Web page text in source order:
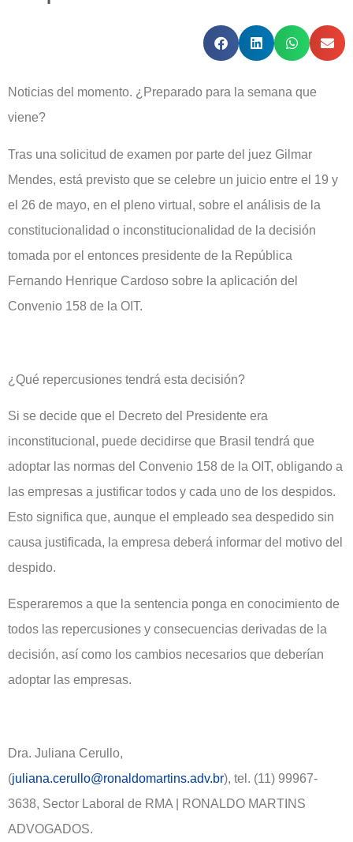
Noticias del momento. ¿Preparado para la semana que
viene?
Tras una solicitud de examen por parte del juez Gilmar
Mendes, está previsto que se celebre un juicio entre el 19 y
el 26 de mayo, en el pleno virtual, sobre el análisis de la
constitucionalidad o inconstitucionalidad de la decisión
tomada por el entonces presidente de la República
Fernando Henrique Cardoso sobre la aplicación del
Convenio 158 de la OIT.
¿Qué repercusiones tendrá esta decisión?
Si se decide que el Decreto del Presidente era
inconstitucional, puede decidirse que Brasil tendrá que
adoptar las normas del Convenio 158 de la OIT, obligando a
las empresas a justificar todos y cada uno de los despidos.
Esto significa que, aunque el empleado sea despedido sin
causa justificada, la empresa deberá informar del motivo del
despido.
Esperaremos a que la sentencia ponga en conocimiento de
todos las repercusiones y consecuencias derivadas de la
decisión, así como los cambios necesarios que deberían
adoptar las empresas.
Dra. Juliana Cerullo,
(juliana.cerullo@ronaldomartins.adv.br), tel. (11) 99967-
3638, Sector Laboral de RMA | RONALDO MARTINS
ADVOGADOS.